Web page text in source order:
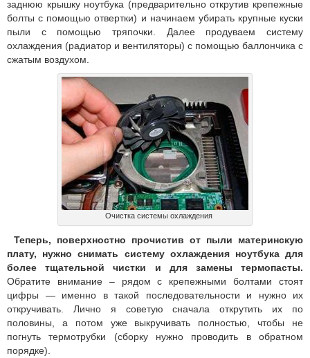
заднюю крышку ноутбука (предварительно открутив крепежные
болты с помощью отвертки) и начинаем убирать крупные куски
пыли с помощью тряпочки. Далее продуваем систему
охлаждения (радиатор и вентиляторы) с помощью баллончика с
сжатым воздухом.
Очистка системы охлаждения
Теперь, поверхностно прочистив от пыли материнскую
плату, нужно снимать систему охлаждения ноутбука для
более тщательной чистки и для замены термопасты.
Обратите внимание – рядом с крепежными болтами стоят
цифры — именно в такой последовательности и нужно их
откручивать. Лично я советую сначала открутить их по
половины, а потом уже выкручивать полностью, чтобы не
погнуть термотрубки (сборку нужно проводить в обратном
порядке).